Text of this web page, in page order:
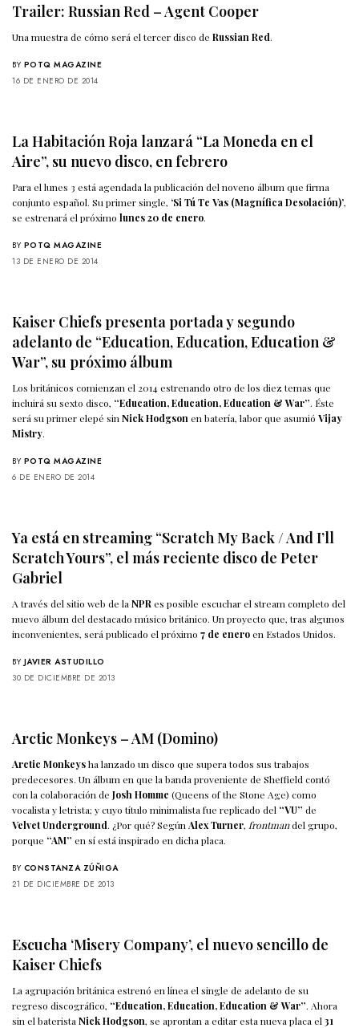
Trailer: Russian Red – Agent Cooper
Una muestra de cómo será el tercer disco deRussian Red.
BY POTQ MAGAZINE
16 DE ENERO DE 2014
La Habitación Roja lanzará “La Moneda en el
Aire”, su nuevo disco, en febrero
Para el lunes 3 está agendada la publicación del noveno álbum que firma
conjunto español. Su primer single, ‘Si Tú Te Vas (Magnífica Desolación)’,
se estrenará el próximolunes 20 de enero.
BY POTQ MAGAZINE
13 DE ENERO DE 2014
Kaiser Chiefs presenta portada y segundo
adelanto de “Education, Education, Education &
War”, su próximo álbum
Los británicos comienzan el 2014 estrenando otro de los diez temas que
incluirá su sexto disco, “Education, Education, Education & War”. Éste
será su primer elepé sinNick Hodgson en batería, labor que asumióVijay
Mistry.
BY POTQ MAGAZINE
6 DE ENERO DE 2014
Ya está en streaming “Scratch My Back / And I’ll
Scratch Yours”, el más reciente disco de Peter
Gabriel
A través del sitio web de laNPR es posible escuchar el stream completo del
nuevo álbum del destacado músico británico. Un proyecto que, tras algunos
inconvenientes, será publicado el próximo7 de eneroen Estados Unidos.
BY JAVIER ASTUDILLO
30 DE DICIEMBRE DE 2013
Arctic Monkeys – AM (Domino)
Arctic Monkeysha lanzado un disco que supera todos sus trabajos
predecesores. Un álbum en que la banda proveniente de Sheffield contó
con la colaboración deJosh Homme (Queens of the Stone Age) como
vocalista y letrista; y cuyo título minimalista fue replicado del “VU” de
Velvet Underground. ¿Por qué? SegúnAlex Turner, frontmandel grupo,
porque “AM” en sí está inspirado en dicha placa.
BY CONSTANZA ZÚÑIGA
21 DE DICIEMBRE DE 2013
Escucha ‘Misery Company’, el nuevo sencillo de
Kaiser Chiefs
La agrupación británica estrenó en línea el single de adelanto de su
regreso discográfico, “Education, Education, Education & War”. Ahora
sin el bateristaNick Hodgson, se aprontan a editar esta nueva placa el31